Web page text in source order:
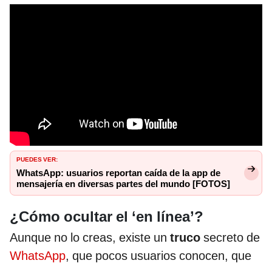
PUEDES VER:
WhatsApp: usuarios reportan caída de la app de
mensajería en diversas partes del mundo [FOTOS]
¿Cómo ocultar el ‘en línea’?
Aunque no lo creas, existe un truco secreto de
WhatsApp, que pocos usuarios conocen, que